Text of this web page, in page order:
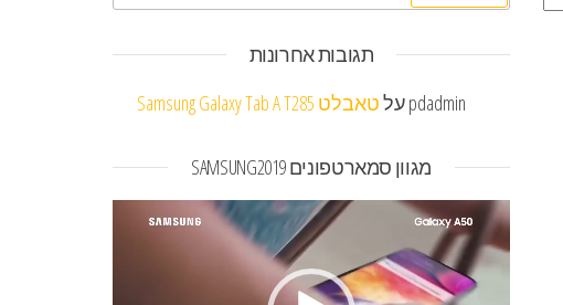
תגובות אחרונות
pdadminעלטאבלט Samsung Galaxy Tab A T285
מגוון סמארטפונים SAMSUNG2019
נגן
וידאו